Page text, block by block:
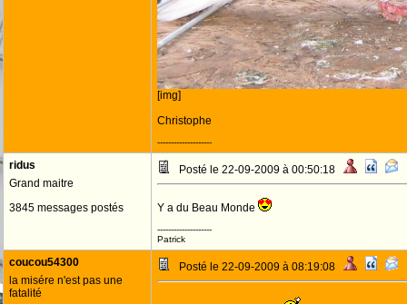
[img]
Christophe
--------------------
ridus
Grand maitre
3845 messages postés
Posté le 22-09-2009 à 00:50:18
Y a du Beau Monde
--------------------
Patrick
coucou54300
la misére n'est pas une
fatalité
Posté le 22-09-2009 à 08:19:08